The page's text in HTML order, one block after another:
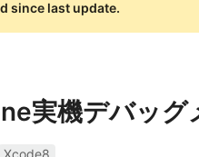
since last update.
実機デバッグ
Xcode8